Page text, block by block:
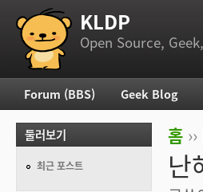
부 메뉴 KLDP
Open Source,
현재
홈 ››
난
주 메뉴
Forum (BBS) Geek Blog
둘러보기
최근 포스트